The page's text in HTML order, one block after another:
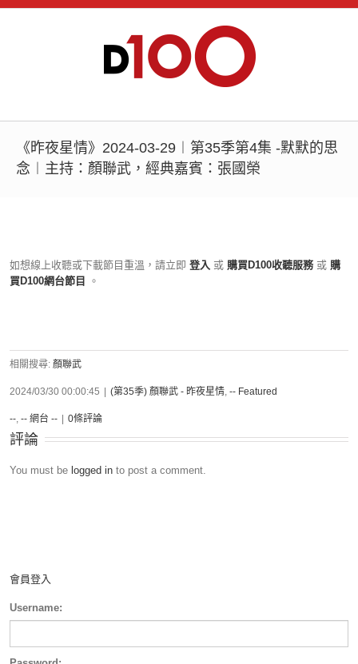
《昨夜星情》2024-03-29︱第35季第4集 -默默的思
念︱主持：顏聯武，經典嘉賓：張國榮
如想線上收聽或下載節目重溫，請立即 登入 或 購買D100收聽服務 或 購
買D100網台節目
。
相關搜尋: 顏聯武
2024/03/30 00:00:45 (第35季) 顏聯武 - 昨夜星情, -- Featured
--, -- 網台 -- 0條評論
評論
You must be logged in to post a comment.
會員登入
Username: